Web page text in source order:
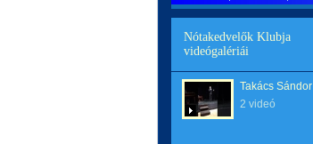
Nótakedvelők Klubja
videógalériái
Takács Sándor
2 videó